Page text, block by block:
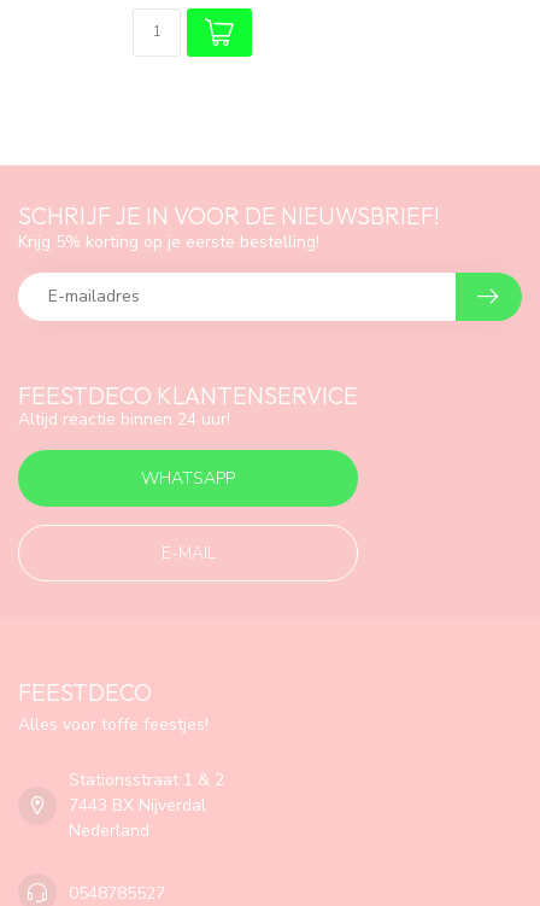
FEESTDECO KLANTENSERVICE
Altijd reactie binnen 24 uur!
WHATSAPP
E-MAIL
SCHRIJF JE IN VOOR DE NIEUWSBRIEF!
Krijg 5% korting op je eerste bestelling!
FEESTDECO
Alles voor toffe feestjes!
Stationsstraat 1 & 2
7443 BX Nijverdal
Nederland
0548785527